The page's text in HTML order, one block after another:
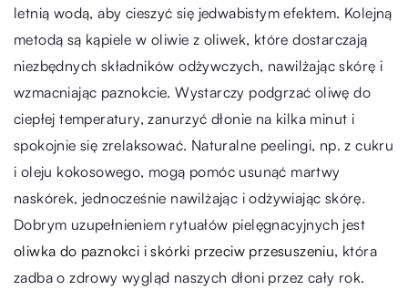
letnią wodą, aby cieszyć się jedwabistym efektem. Kolejną
metodą są kąpiele w oliwie z oliwek, które dostarczają
niezbędnych składników odżywczych, nawilżając skórę i
wzmacniając paznokcie. Wystarczy podgrzać oliwę do
ciepłej temperatury, zanurzyć dłonie na kilka minut i
spokojnie się zrelaksować. Naturalne peelingi, np. z cukru
i oleju kokosowego, mogą pomóc usunąć martwy
naskórek, jednocześnie nawilżając i odżywiając skórę.
Dobrym uzupełnieniem rytuałów pielęgnacyjnych jest
oliwka do paznokci i skórki przeciw przesuszeniu, która
zadba o zdrowy wygląd naszych dłoni przez cały rok.